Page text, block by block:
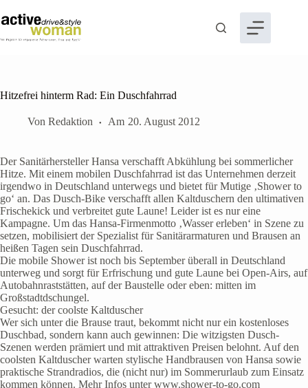
Inhalt
springen
Hitzefrei hinterm Rad: Ein Duschfahrrad
Von Redaktion Am 20. August 2012
Der Sanitärhersteller Hansa verschafft Abkühlung bei sommerlicher
Hitze. Mit einem mobilen Duschfahrrad ist das Unternehmen derzeit
irgendwo in Deutschland unterwegs und bietet für Mutige ‚Shower to
go‘ an. Das Dusch-Bike verschafft allen Kaltduschern den ultimativen
Frischekick und verbreitet gute Laune! Leider ist es nur eine
Kampagne. Um das Hansa-Firmenmotto ‚Wasser erleben‘ in Szene zu
setzen, mobilisiert der Spezialist für Sanitärarmaturen und Brausen an
heißen Tagen sein Duschfahrrad.
Die mobile Shower ist noch bis September überall in Deutschland
unterweg und sorgt für Erfrischung und gute Laune bei Open-Airs, auf
Autobahnraststätten, auf der Baustelle oder eben: mitten im
Großstadtdschungel.
Gesucht: der coolste Kaltduscher
Wer sich unter die Brause traut, bekommt nicht nur ein kostenloses
Duschbad, sondern kann auch gewinnen: Die witzigsten Dusch-
Szenen werden prämiert und mit attraktiven Preisen belohnt. Auf den
coolsten Kaltduscher warten stylische Handbrausen von Hansa sowie
praktische Strandradios, die (nicht nur) im Sommerurlaub zum Einsatz
kommen können. Mehr Infos unter www.shower-to-go.com